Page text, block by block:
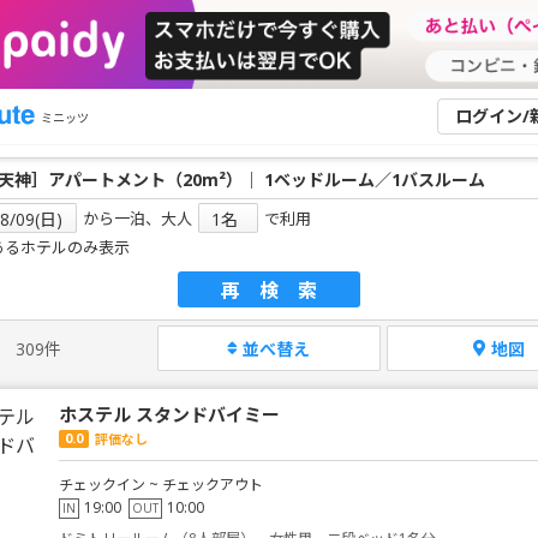
ミニッツ ログイン/
から一泊、大人
で利用
るホテルのみ表示
再検索
309件 並べ替え 地図
ホステル スタンドバイミー
0.0 評価なし
チェックイン ~ チェックアウト
IN 19:00 OUT 10:00